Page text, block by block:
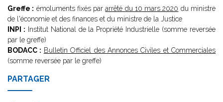
Greffe : émoluments fixés pararrêté du 10 mars 2020 du ministre
de l'économie et des finances et du ministre de la Justice
INPI : Institut National de la Propriété Industrielle (somme reversée
par le greffe)
BODACC : Bulletin Officiel des Annonces Civiles et Commerciales
(somme reversée par le greffe)
PARTAGER